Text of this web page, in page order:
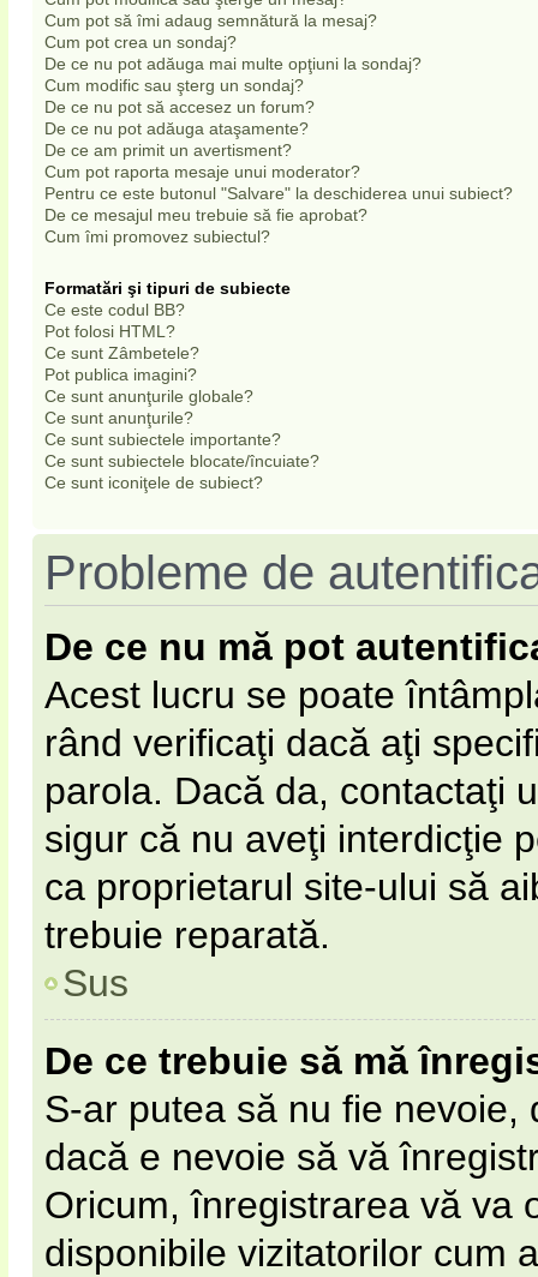
Cum pot să îmi adaug semnătură la mesaj?
Cum pot crea un sondaj?
De ce nu pot adăuga mai multe opţiuni la sondaj?
Cum modific sau şterg un sondaj?
De ce nu pot să accesez un forum?
De ce nu pot adăuga ataşamente?
De ce am primit un avertisment?
Cum pot raporta mesaje unui moderator?
Pentru ce este butonul "Salvare" la deschiderea unui subiect?
De ce mesajul meu trebuie să fie aprobat?
Cum îmi promovez subiectul?
Formatări şi tipuri de subiecte
Ce este codul BB?
Pot folosi HTML?
Ce sunt Zâmbetele?
Pot publica imagini?
Ce sunt anunţurile globale?
Ce sunt anunţurile?
Ce sunt subiectele importante?
Ce sunt subiectele blocate/încuiate?
Ce sunt iconiţele de subiect?
Probleme de
De ce nu mă pot
Acest lucru se poate
rând verificaţi dacă aţi
parola. Dacă da, contactaţi
sigur că nu aveţi interdicţie
ca proprietarul site-ului să
trebuie reparată.
Sus
De ce trebuie să mă
S-ar putea să nu fie
dacă e nevoie să vă
Oricum, înregistrarea vă va
disponibile vizitatorilor cum